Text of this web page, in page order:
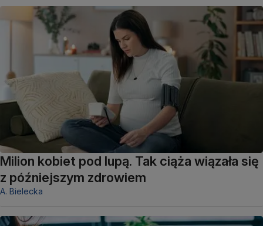
Milion kobiet pod lupą. Tak ciąża wiązała się
z późniejszym zdrowiem
A. Bielecka